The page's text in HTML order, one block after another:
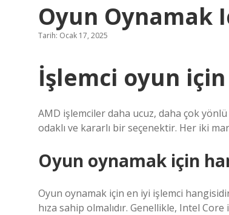
Oyun Oynamak
Tarih: Ocak 17, 2025
İşlemci oyun
AMD işlemciler daha ucuz, daha çok
odaklı ve kararlı bir seçenektir. Her iki
Oyun oynamak için
Oyun oynamak için en iyi işlemci
hıza sahip olmalıdır. Genellikle, Intel